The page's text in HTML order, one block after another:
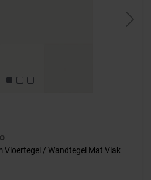
Next
Vloertegel / Wandtegel Mat Vlak